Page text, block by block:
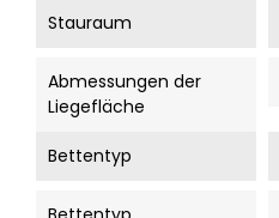
Stauraum
Abmessungen der
Liegefläche
Bettentyp